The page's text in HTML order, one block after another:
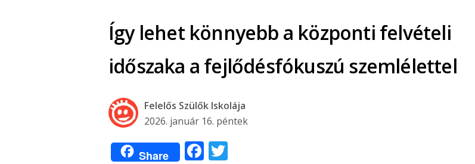
Így lehet könnyebb a központi felvételi
időszaka a fejlődésfókuszú szemlélettel
Felelős Szülők Iskolája
2026. január 16. péntek
Share Facebook